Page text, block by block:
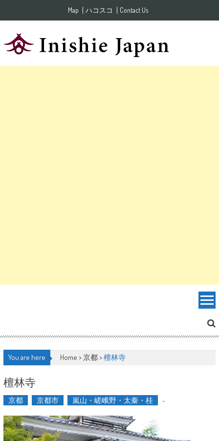
Map ハコスコ Contact Us
You are here Home >京都>檀林寺
檀林寺
京都 京都市 嵐山・嵯峨野・太秦・桂 -